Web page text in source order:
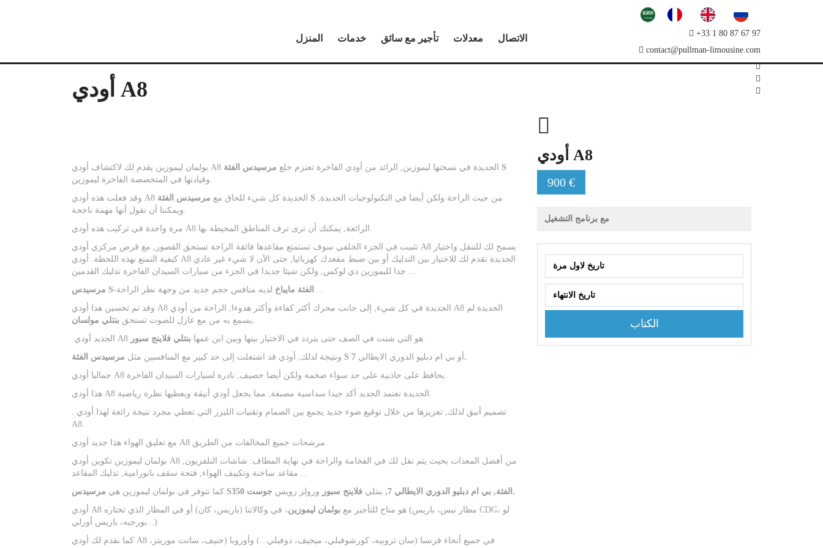
+33 1 80 87 67 97
contact@pullman-limousine.com
المنزل خدمات تأجير مع سائق معدلات الاتصال
أودي A8
أودي A8
900 €
مع برنامج التشغيل
الكتاب
بولمان ليموزين يقدم لك لاكتشاف أودي A8 الجديدة في نسختها ليموزين, الرائد من أودي الفاخرة تعتزم خلع مرسيدس الفئة S
وقيادتها في المتخصصة الفاخرة ليموزين.
وقد فعلت هذه أودي A8 الجديدة كل شيء للحاق مع مرسيدس الفئة S من حيث الراحة ولكن أيضا في التكنولوجيات الجديدة,
ويمكننا أن نقول أنها مهمة ناجحة.
مرة واحدة في تركيب هذه أودي A8 الرائعة, يمكنك أن ترى ترف المناطق المحيطة بها.
تثبيت في الجزء الخلفي سوف تستمتع مقاعدها فائقة الراحة تستحق القصور, مع قرص مركزي أودي A8 يسمح لك للتنقل واختيار
كيفية التمتع بهذه اللحظة. أودي A8 الجديدة تقدم لك للاختيار بين التدليك أو بين ضبط مقعدك كهربائيا, حتى الآن لا شيء غير عادي
جدا لليموزين دي لوكس, ولكن شيئا جديدا في الجزء من سيارات السيدان الفاخرة تدليك القدمين ...
مرسيدس S-الفئة مايباخ لديه منافس حجم جديد من وجهة نظر الراحة ...
وقد تم تحسين هذا أودي A8 الجديدة في كل شيء, إلى جانب محرك أكثر كفاءة وأكثر هدوءا, الراحة من أودي A8 الجديدة لم
يسمع به من مع عازل للصوت تستحقبنتلي مولسان.
الجديد أودي A8 هو التي شنت في الصف حتى يتردد في الاختيار بينها وبين ابن عمها بنتلي فلاينج سبور
.
ونتيجة لذلك, أودي قد اشتعلت إلى حد كبير مع المنافسين مثل مرسيدس الفئة S أو بي ام دبليو الدوري الايطالي 7.
جماليا أودي A8 يحافظ على جاذبية على حد سواء ضخمة ولكن أيضا حصيف, نادرة لسيارات السيدان الفاخرة.
هذا أودي A8 الجديدة تعتمد الجديد أكد جيدا سداسية مصبغة, مما يجعل أودي أنيقة ويعطيها نظرة رياضية.
. تصميم أنيق لذلك, تعزيزها من خلال توقيع ضوء جديد يجمع بين الصمام وتقنيات الليزر التي تعطي مجرد نتيجة رائعة لهذا أودي
A8.
مع تعليق الهواء هذا جديد أودي A8 مرشحات جميع المخالفات من الطريق.
بولمان ليموزين تكوين أودي A8 من أفضل المعدات بحيث يتم نقل لك في الفخامة والراحة في نهاية المطاف: شاشات التلفزيون,
مقاعد ساخنة وتكييف الهواء, فتحة سقف بانورامية, تدليك المقاعد ...
كما تتوفر في بولمان ليموزين هي
مرسيدس S350 الفئة, بي ام دبليو الدوري الايطالي 7, بنتلي فلاينج سبور ورولز رويس
جوست.
أودي A8 هو متاح للتأجير مع بولمان ليموزين، في وكالاتنا (باريس، كان) أو في المطار الذي تختاره (مطار نيس، باريس CDG، لو
بورجيه، باريس أورلي...)
كما نقدم لك أودي A8 في جميع أنحاء فرنسا (سان تروبيه، كورشوفيلي، ميجيف، دوفيلي...) وأوروبا (جنيف، سانت موريتز،